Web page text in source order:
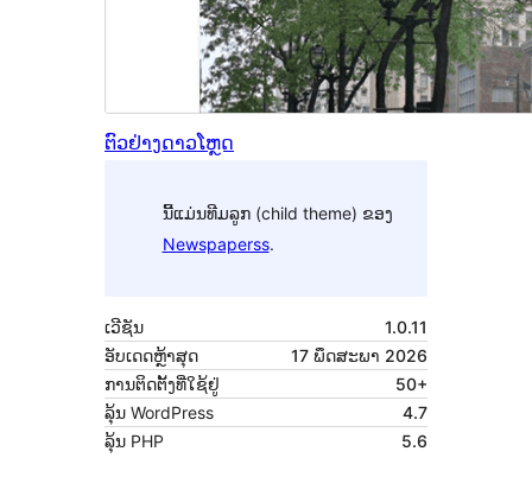
ຕົວຢ່າງດາວໂຫຼດ
ນີ້ແມ່ນທີມລູກ (child theme) ຂອງ
Newspaperss.
ເວີຊັນ
1.0.11
ອັບເດດຫຼ້າສຸດ
17 ພຶດສະພາ 2026
ການຕິດຕັ້ງທີ່ໃຊ້ຢູ່
50+
ລຸ້ນ WordPress
4.7
ລຸ້ນ PHP
5.6